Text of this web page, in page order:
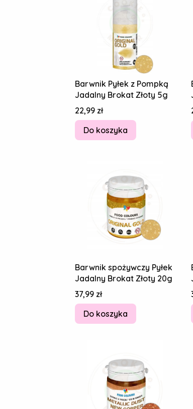
Barwnik Pyłek z Pompką
Jadalny Brokat Złoty 5g
Cena
22,99 zł
Do koszyka
Barwnik spożywczy Pyłek
Jadalny Brokat Złoty 20g
Cena
37,99 zł
Do koszyka